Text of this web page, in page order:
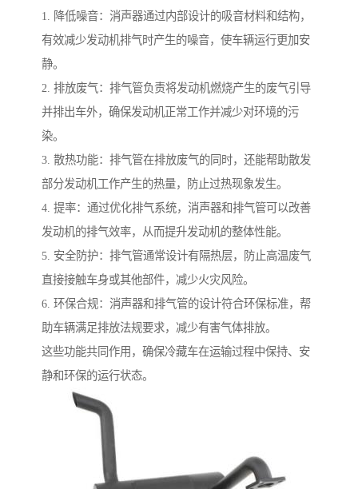
1. 降低噪音：消声器通过内部设计的吸音材料和结构，
有效减少发动机排气时产生的噪音，使车辆运行更加安
静。
2. 排放废气：排气管负责将发动机燃烧产生的废气引导
并排出车外，确保发动机正常工作并减少对环境的污
染。
3. 散热功能：排气管在排放废气的同时，还能帮助散发
部分发动机工作产生的热量，防止过热现象发生。
4. 提率：通过优化排气系统，消声器和排气管可以改善
发动机的排气效率，从而提升发动机的整体性能。
5. 安全防护：排气管通常设计有隔热层，防止高温废气
直接接触车身或其他部件，减少火灾风险。
6. 环保合规：消声器和排气管的设计符合环保标准，帮
助车辆满足排放法规要求，减少有害气体排放。
这些功能共同作用，确保冷藏车在运输过程中保持、安
静和环保的运行状态。